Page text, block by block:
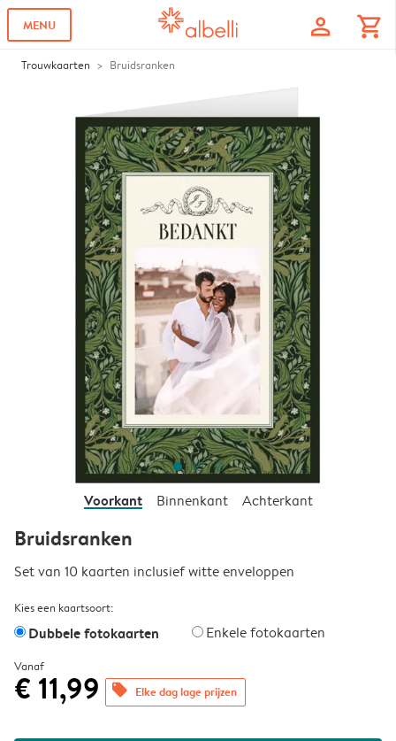
MENU profile shopping_cart
Trouwkaarten Bruidsranken
Voorkant Binnenkant Achterkant
Bruidsranken
Set van 10 kaarten inclusief witte enveloppen
Kies een kaartsoort:
Dubbele fotokaarten Enkele fotokaarten
Vanaf
€ 11,99 offers Elke dag lage prijzen